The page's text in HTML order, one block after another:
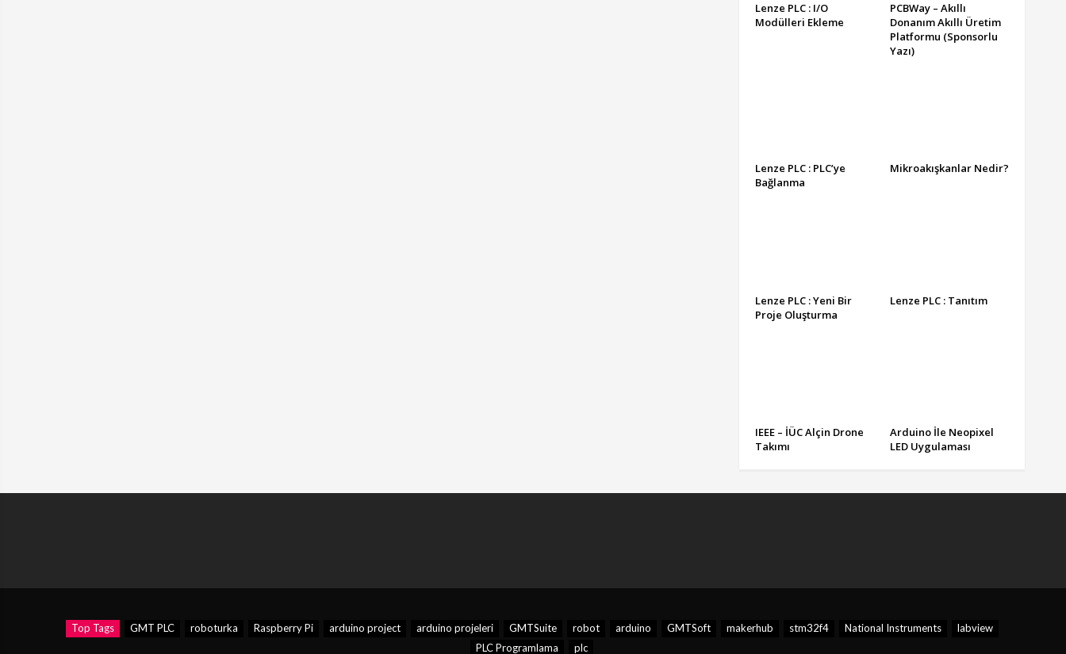
Lenze PLC : I/O
Modülleri Ekleme
PCBWay – Akıllı
Donanım Akıllı Üretim
Platformu (Sponsorlu
Yazı)
Lenze PLC : PLC’ye
Bağlanma
Mikroakışkanlar Nedir?
Lenze PLC : Yeni Bir
Proje Oluşturma
Lenze PLC : Tanıtım
IEEE – İÜC Alçin Drone
Takımı
Arduino İle Neopixel
LED Uygulaması
Top Tags GMT PLC roboturka Raspberry Pi arduino project arduino projeleri GMTSuite robot arduino GMTSoft makerhub stm32f4 National Instruments
labview
PLC Programlama
plc